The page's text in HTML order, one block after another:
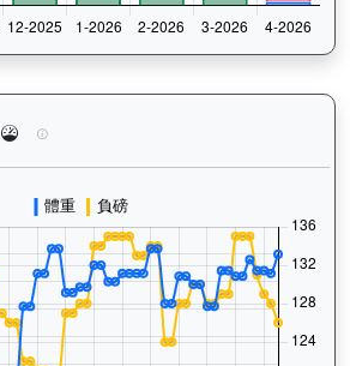
運來伍寶（J153）— 馬匹體重與負磅